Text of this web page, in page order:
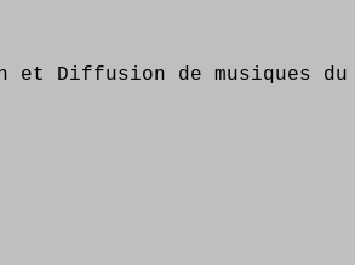
et Diffusion de musiques du